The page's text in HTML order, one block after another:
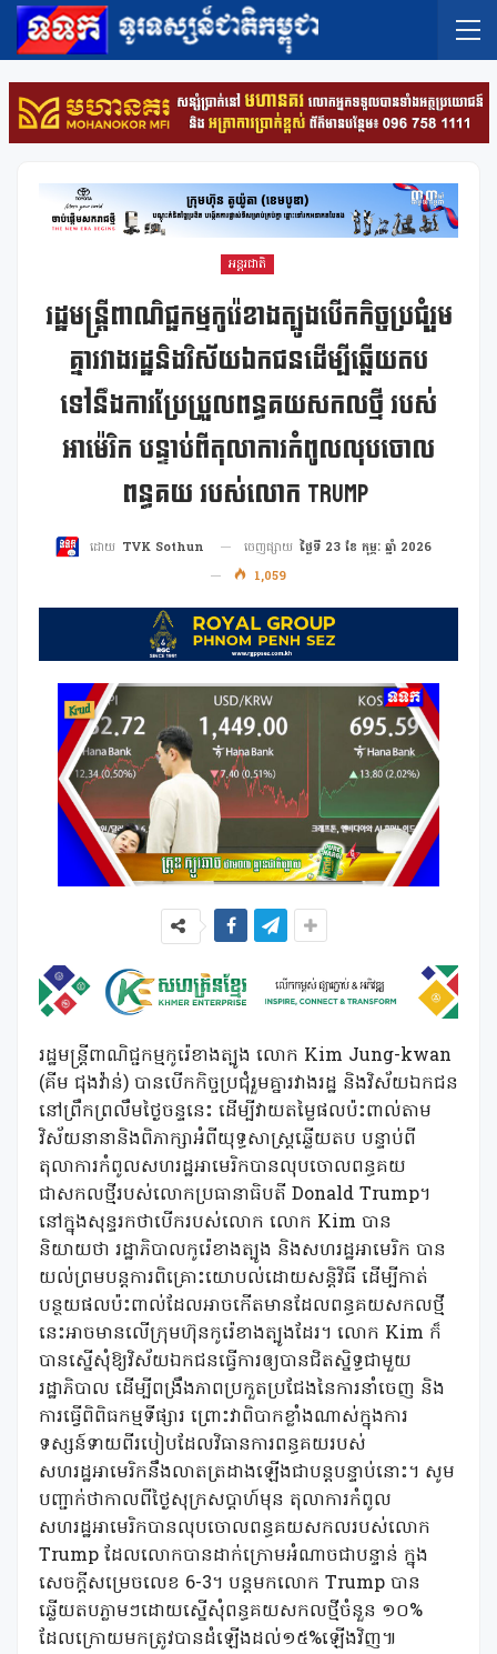
អន្តរជាតិ
រដ្ឋមន្ត្រីពាណិជ្ជកម្មកូរ៉េខាងត្បូងបើកកិច្ចប្រជុំរួម
គ្នារវាងរដ្ឋនិងវិស័យឯកជនដើម្បីឆ្លើយតប
ទៅនឹងការប្រែប្រួលពន្ធគយសកលថ្មី របស់
អាម៉េរិក បន្ទាប់ពីតុលាការកំពូលលុបចោល
ពន្ធគយ របស់លោក Trump
ដោយ TVK Sothun ចេញផ្សាយ ថ្ងៃទី 23 ខែ កុម្ភៈ ឆ្នាំ 2026
1,059
រដ្ឋមន្ត្រីពាណិជ្ជកម្មកូរ៉េខាងត្បូង លោក Kim Jung-kwan
(គីម ជុងវ៉ាន់) បានបើកកិច្ចប្រជុំរួមគ្នារវាងរដ្ឋ និងវិស័យឯកជន
នៅព្រឹកព្រលឹមថ្ងៃចន្ទនេះ ដើម្បីវាយតម្លៃផលប៉ះពាល់តាម
វិស័យនានានិងពិភាក្សាអំពីយុទ្ធសាស្ត្រឆ្លើយតប បន្ទាប់ពី
តុលាការកំពូលសហរដ្ឋអាមេរិកបានលុបចោលពន្ធគយ
ជាសកលថ្មីរបស់លោកប្រធានាធិបតី Donald Trump។
នៅក្នុងសុន្ទរកថាបើករបស់លោក លោក Kim បាន
និយាយថា រដ្ឋាភិបាលកូរ៉េខាងត្បូង និងសហរដ្ឋអាមេរិក បាន
យល់ព្រមបន្តការពិគ្រោះយោបល់ដោយសន្តិវិធី ដើម្បីកាត់
បន្ថយផលប៉ះពាល់ដែលអាចកើតមានដែលពន្ធគយសកលថ្មី
នេះអាចមានលើក្រុមហ៊ុនកូរ៉េខាងត្បូងដែរ។ លោក Kim ក៏
បានស្នើសុំឱ្យវិស័យឯកជនធ្វើការឲ្យបានជិតស្និទ្ធជាមួយ
រដ្ឋាភិបាល ដើម្បីពង្រឹងភាពប្រកួតប្រជែងនៃការនាំចេញ និង
ការធ្វើពិពិធកម្មទីផ្សារ ព្រោះវាពិបាកខ្លាំងណាស់ក្នុងការ
ទស្សន៍ទាយពីរបៀបដែលវិធានការពន្ធគយរបស់
សហរដ្ឋអាមេរិកនឹងលាតត្រដាងឡើងជាបន្តបន្ទាប់នោះ។ សូម
បញ្ជាក់ថាកាលពីថ្ងៃសុក្រសប្តាហ៍មុន តុលាការកំពូល
សហរដ្ឋអាមេរិកបានលុបចោលពន្ធគយសកលរបស់លោក
Trump ដែលលោកបានដាក់ក្រោមអំណាចជាបន្ទាន់ ក្នុង
សេចក្តីសម្រេចលេខ 6-3។ បន្តមកលោក Trump បាន
ឆ្លើយតបភ្លាមៗដោយស្នើសុំពន្ធគយសកលថ្មីចំនួន ១០%
ដែលក្រោយមកត្រូវបានដំឡើងដល់១៥%ឡើងវិញ៕